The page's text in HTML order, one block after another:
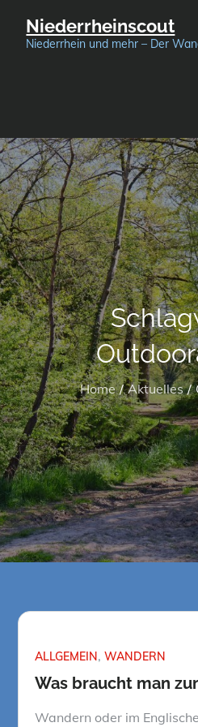
Niederrheinscout
Niederrhein und mehr – Der
Home Aktuelles
ALLGEMEIN WANDERN
Was braucht man
Wandern oder im